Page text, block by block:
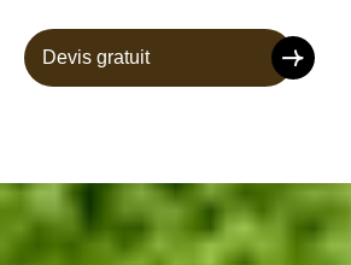
Devis gratuit